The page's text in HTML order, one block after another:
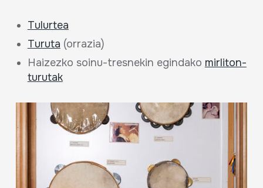
Tulurtea
Turuta (orrazia)
Haizezko soinu-tresnekin egindako mirliton-
turutak